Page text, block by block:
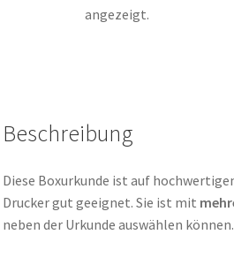
angezeigt.
Beschreibung
Diese Boxurkunde ist auf
Drucker gut geeignet. Sie ist mit
neben der Urkunde auswählen können.